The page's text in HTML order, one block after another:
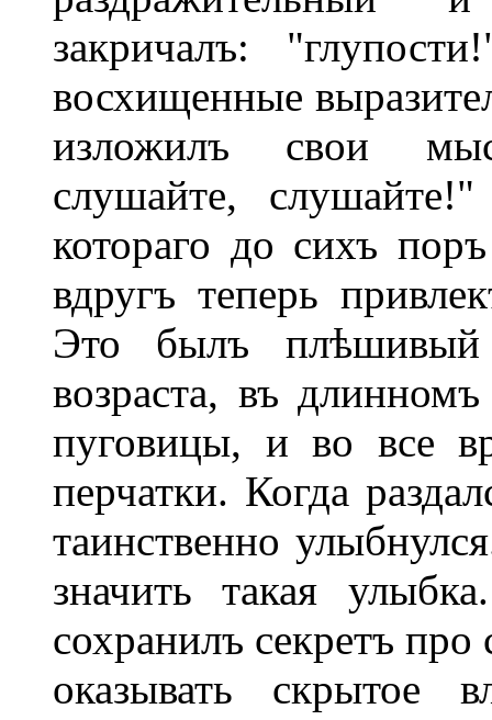
закричалъ:
восхищенные
изложилъ свои
слушайте,
котораго до сихъ
вдругъ теперь
Это былъ плѣшивый
возраста, въ
пуговицы, и во все
перчатки. Когда
таинственно
значить такая
сохранилъ секретъ
оказывать скрытое